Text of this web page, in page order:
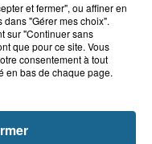
pour le parc
et fermer", ou affiner en
"Gérer mes choix".
sur "Continuer sans
que pour ce site. Vous
consentement à tout
en bas de chaque page.